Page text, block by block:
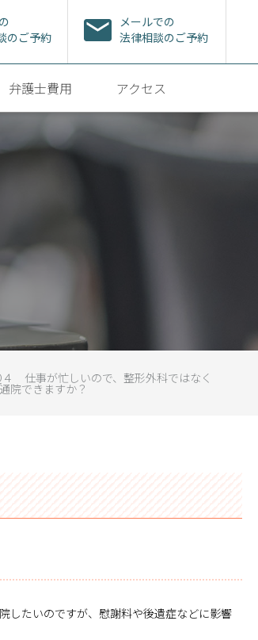
のご予約
メールでの
法律相談のご予約
弁護士費用 アクセス
４ 仕事が忙しいので、整形外科ではなく
院できますか？
したいのですが、慰謝料や後遺症などに影響